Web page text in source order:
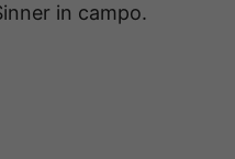
in campo.